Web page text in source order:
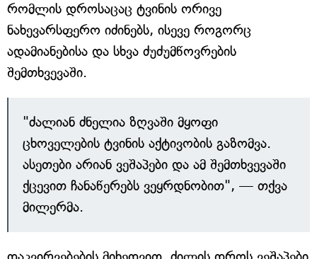
რომლის დროსაცაც ტვინის ორივე
ნახევარსფერო იძინებს, ისევე როგორც
ადამიანებისა და სხვა ძუძუმწოვრების
შემთხვევაში.
"ძალიან ძნელია ზღვაში მყოფი
ცხოველების ტვინის აქტივობის გაზომვა.
ასეთები არიან ვეშაპები და ამ შემთხვევაში
ქცევით ჩანაწერებს ვეყრდნობით", — თქვა
მილერმა.